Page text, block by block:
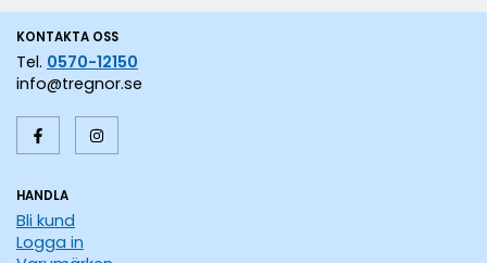
KONTAKTA OSS
Tel. 0570-12150
info@tregnor.se
HANDLA
Bli kund
Logga in